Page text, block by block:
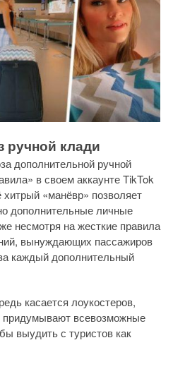
ручной клади
дополнительной ручной
в своем аккаунте TikTok
«манёвр» позволяет
дополнительные личные
несмотря на жесткие правила
вынуждающих пассажиров
каждый дополнительный
касается лоукостеров,
придумывают всевозможные
выудить с туристов как